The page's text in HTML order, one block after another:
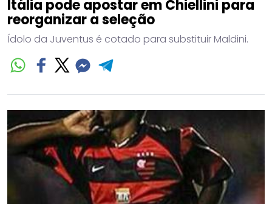
Itália pode apostar em Chiellini para
reorganizar a seleção
Ídolo da Juventus é cotado para substituir Maldini.